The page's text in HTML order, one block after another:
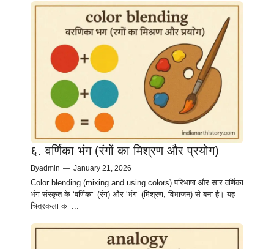
६. वर्णिका भंग (रंगों का मिश्रण और प्रयोग)
Byadmin — January 21, 2026
Color blending (mixing and using colors) परिभाषा और सार वर्णिका
भंग संस्कृत के ‘वर्णिका’ (रंग) और ‘भंग’ (मिश्रण, विभाजन) से बना है। यह
चित्रकला का ...